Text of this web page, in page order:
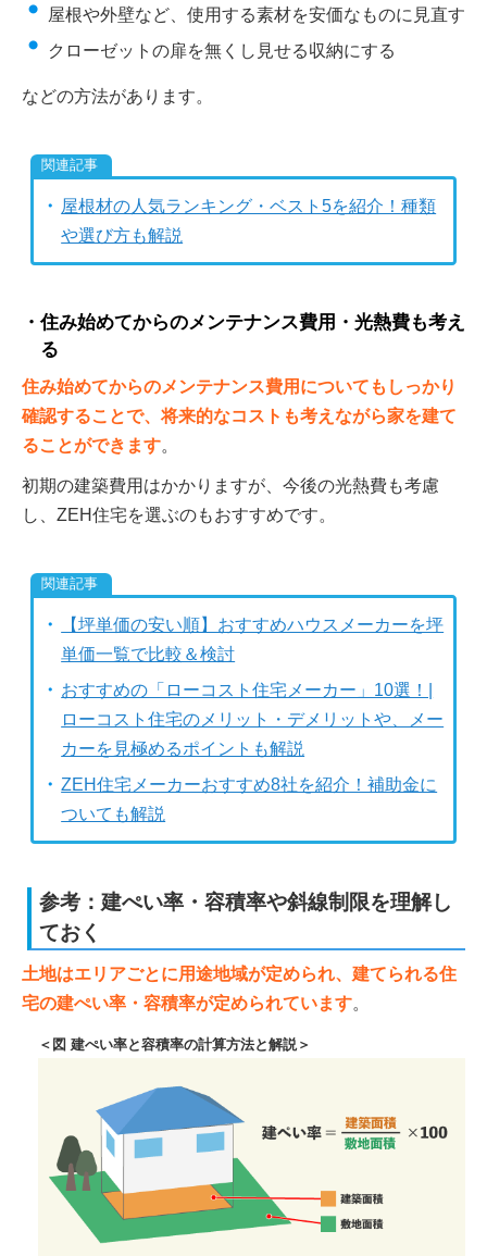
屋根や外壁など、使用する素材を安価なものに見直す
クローゼットの扉を無くし見せる収納にする
などの方法があります。
屋根材の人気ランキング・ベスト5を紹介！種類
や選び方も解説
住み始めてからのメンテナンス費用・光熱費も考え
る
住み始めてからのメンテナンス費用についてもしっかり
確認することで、将来的なコストも考えながら家を建て
ることができます。
初期の建築費用はかかりますが、今後の光熱費も考慮
し、ZEH住宅を選ぶのもおすすめです。
【坪単価の安い順】おすすめハウスメーカーを坪
単価一覧で比較＆検討
おすすめの「ローコスト住宅メーカー」10選！|
ローコスト住宅のメリット・デメリットや、メー
カーを見極めるポイントも解説
ZEH住宅メーカーおすすめ8社を紹介！補助金に
ついても解説
参考：建ぺい率・容積率や斜線制限を理解し
ておく
土地はエリアごとに用途地域が定められ、建てられる住
宅の建ぺい率・容積率が定められています。
＜図 建ぺい率と容積率の計算方法と解説＞